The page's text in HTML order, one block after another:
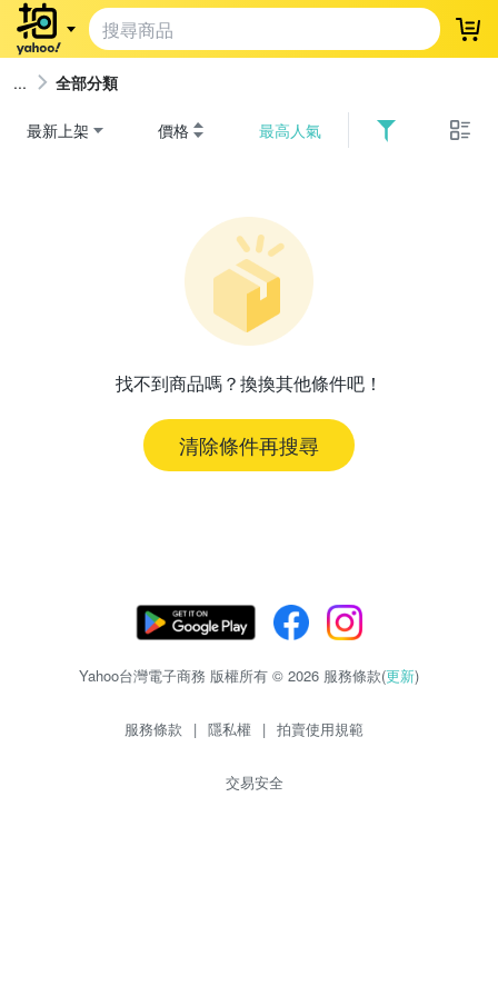
登
全部分類
最新上架 價格 最高人氣
找不到商品嗎？換換其他條件吧！
清除條件再搜尋
Yahoo台灣電子商務 版權所有 © 2026 服務條款(更新)
服務條款 | 隱私權 | 拍賣使用規範
交易安全